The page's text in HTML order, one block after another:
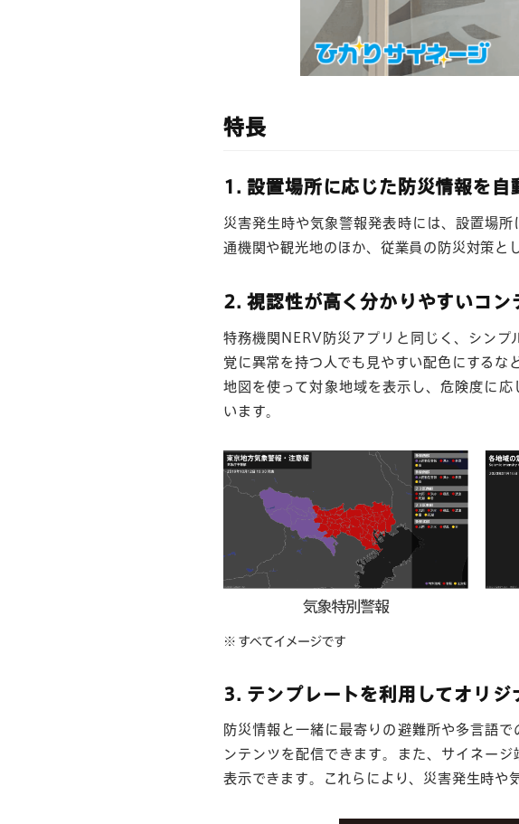
特長
1. 設置場所に応じた防災情報を自
災害発生時や気象警報発表時には、設置場
通機関や観光地のほか、従業員の防災対策と
2. 視認性が高く分かりやすいコン
特務機関NERV防災アプリと同じく、シン
覚に異常を持つ人でも見やすい配色にするな
地図を使って対象地域を表示し、危険度に
います。
3. テンプレートを利用してオリジ
防災情報と一緒に最寄りの避難所や多言語
ンテンツを配信できます。また、サイネー
表示できます。これらにより、災害発生時や